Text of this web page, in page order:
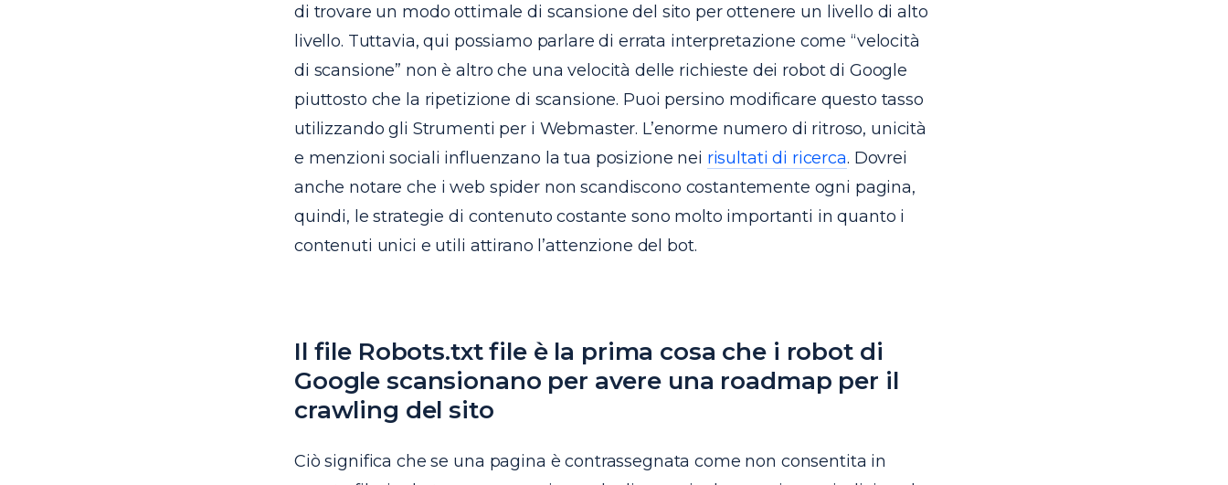
di trovare un modo ottimale di scansione del sito per ottenere un livello di alto
livello. Tuttavia, qui possiamo parlare di errata interpretazione come “velocità
di scansione” non è altro che una velocità delle richieste dei robot di Google
piuttosto che la ripetizione di scansione. Puoi persino modificare questo tasso
utilizzando gli Strumenti per i Webmaster. L’enorme numero di ritroso, unicità
e menzioni sociali influenzano la tua posizione nei risultati di ricerca. Dovrei
anche notare che i web spider non scandiscono costantemente ogni pagina,
quindi, le strategie di contenuto costante sono molto importanti in quanto i
contenuti unici e utili attirano l’attenzione del bot.
Il file Robots.txt file è la prima cosa che i robot di
Google scansionano per avere una roadmap per il
crawling del sito
Ciò significa che se una pagina è contrassegnata come non consentita in